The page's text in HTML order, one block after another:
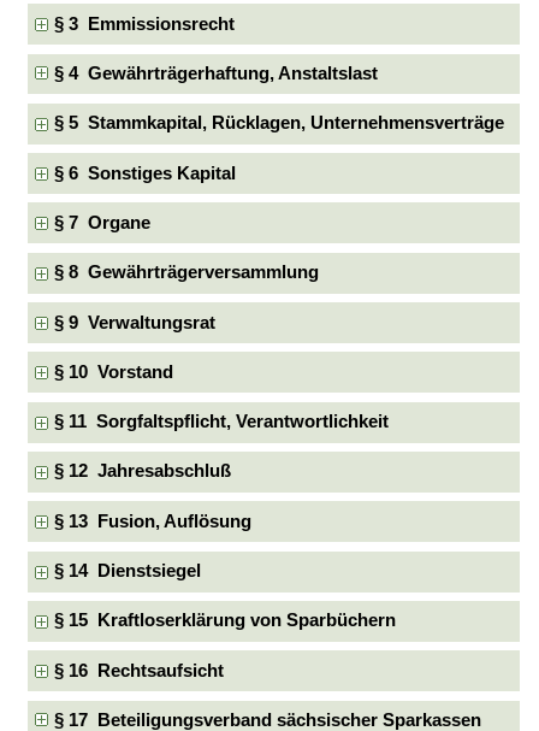
§ 3 Emmissionsrecht
§ 4 Gewährträgerhaftung, Anstaltslast
§ 5 Stammkapital, Rücklagen, Unternehmensverträge
§ 6 Sonstiges Kapital
§ 7 Organe
§ 8 Gewährträgerversammlung
§ 9 Verwaltungsrat
§ 10 Vorstand
§ 11 Sorgfaltspflicht, Verantwortlichkeit
§ 12 Jahresabschluß
§ 13 Fusion, Auflösung
§ 14 Dienstsiegel
§ 15 Kraftloserklärung von Sparbüchern
§ 16 Rechtsaufsicht
§ 17 Beteiligungsverband sächsischer Sparkassen